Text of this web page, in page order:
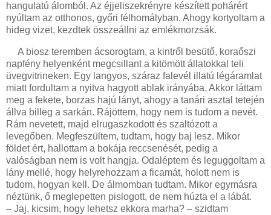
hangulatú álomból. Az éjjeliszekrényre készített pohárért
nyúltam az otthonos, győri félhomályban. Ahogy kortyoltam a
hideg vizet, kezdtek összeállni az emlékmorzsák.
A biosz teremben ácsorogtam, a kintről besütő, koraőszi
napfény helyenként megcsillant a kitömött állatokkal teli
üvegvitrineken. Egy langyos, száraz falevél illatú légáramlat
miatt fordultam a nyitva hagyott ablak irányába. Akkor láttam
meg a fekete, borzas hajú lányt, ahogy a tanári asztal tetején
állva billeg a sarkán. Rájöttem, hogy nem is tudom a nevét.
Rám nevetett, majd elrugaszkodott és szaltózott a
levegőben. Megfeszültem, tudtam, hogy baj lesz. Mikor
földet ért, hallottam a bokája reccsenését, pedig a
valóságban nem is volt hangja. Odaléptem és leguggoltam a
lány mellé, hogy helyrehozzam a ficamát, holott nem is
tudom, hogyan kell. De álmomban tudtam. Mikor egymásra
néztünk, ő meglepetten pislogott, de nem húzta el a lábát.
– Jaj, kicsim, hogy lehetsz ekkora marha? – szidtam